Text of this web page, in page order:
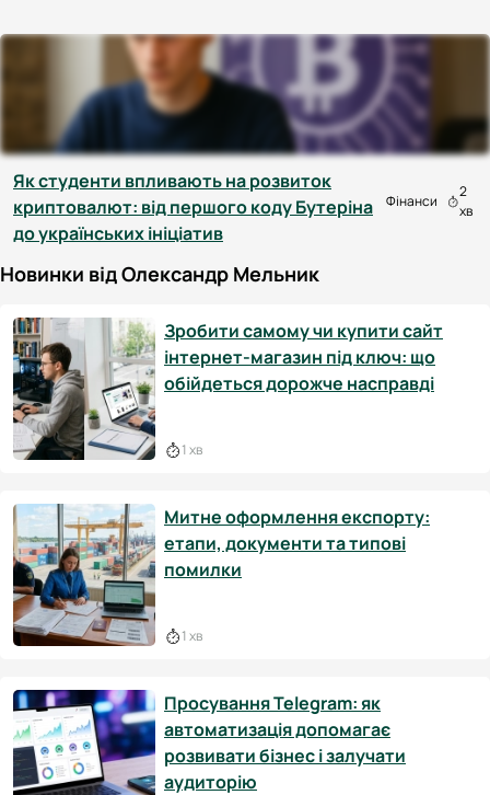
Як студенти впливають на розвиток
криптовалют: від першого коду Бутеріна
до українських ініціатив
Фінанси
2
хв
Новинки від Олександр Мельник
Зробити самому чи купити сайт
інтернет-магазин під ключ: що
обійдеться дорожче насправді
1 хв
Митне оформлення експорту:
етапи, документи та типові
помилки
1 хв
Просування Telegram: як
автоматизація допомагає
розвивати бізнес і залучати
аудиторію